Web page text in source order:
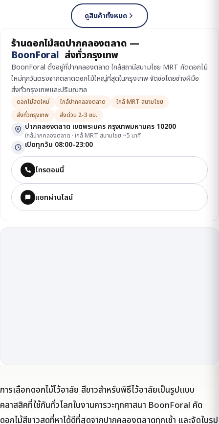
ดูสินค้าทั้งหมด
ร้านดอกไม้สดปากคลองตลาด —
BoonForal ส่งทั่วกรุงเทพ
BoonForal ตั้งอยู่ที่ปากคลองตลาด ใกล้สถานีสนามไชย MRT คัดดอกไม้
ใหม่ทุกวันตรงจากตลาดดอกไม้ใหญ่ที่สุดในกรุงเทพ จัดช่อโดยช่างฝีมือ
ส่งทั่วกรุงเทพและปริมณฑล
ดอกไม้สดใหม่ ใกล้ปากคลองตลาด
ใกล้ MRT สนามไชย
ส่งทั่วกรุงเทพ
ส่งด่วน 2-3 ชม.
ปากคลองตลาด เขตพระนคร กรุงเทพมหานคร 10200
ใกล้ปากคลองตลาด · ใกล้ MRT สนามไชย ~5 นาที
เปิดทุกวัน 08:00-23:00
โทรตอนนี้
แชทผ่านไลน์
การเลือกดอกไม้ไว้อาลัย สีขาวสำหรับพิธีไว้อาลัยเป็นรูปแบบ
คลาสสิคที่ใช้กันทั่วโลกในงานคารวะทุกศาสนา BoonForal คัด
ดอกไม้สีขาวสดที่หาได้ดีที่สุดจากปากคลองตลาดทุกเช้า และจัดในรูป